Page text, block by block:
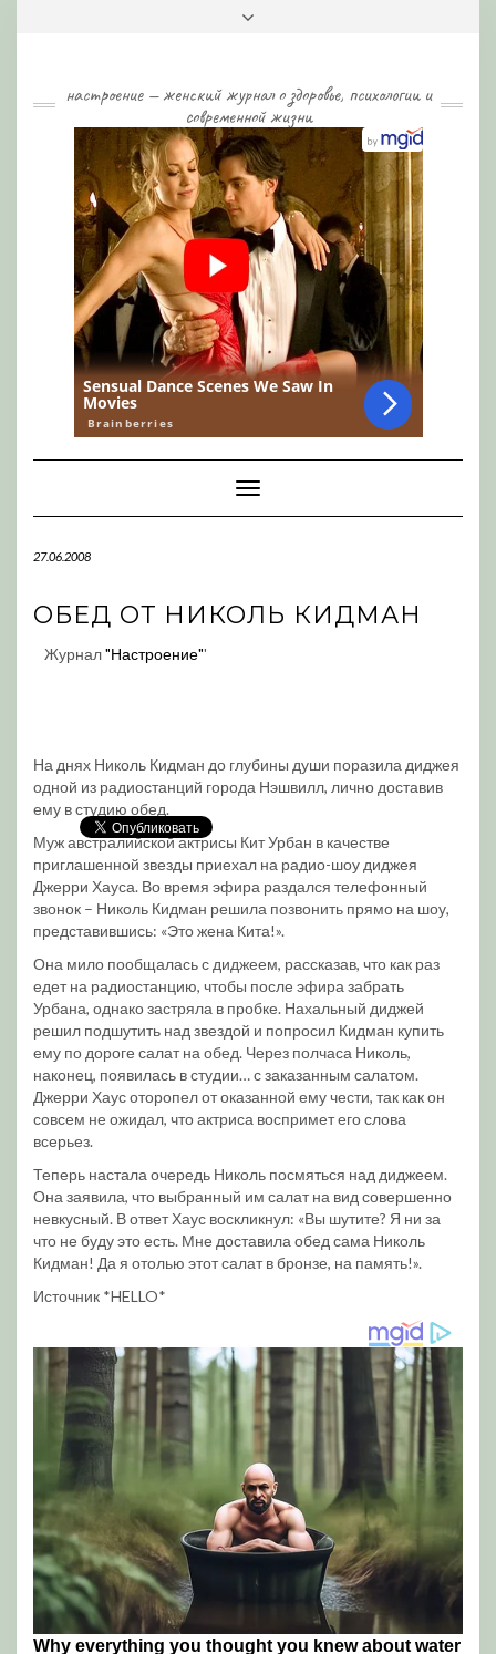
настроение — женский журнал о здоровье, психологии и
современной жизни
Toggle
Navigation
27.06.2008
ОБЕД ОТ НИКОЛЬ КИДМАН
Журнал"Настроение"'
На днях Николь Кидман до глубины души поразила диджея
одной из радиостанций города Нэшвилл, лично доставив
ему в студию обед.
Муж австралийской актрисы Кит Урбан в качестве
приглашенной звезды приехал на радио-шоу диджея
Джерри Хауса. Во время эфира раздался телефонный
звонок – Николь Кидман решила позвонить прямо на шоу,
представившись: «Это жена Кита!».
Она мило пообщалась с диджеем, рассказав, что как раз
едет на радиостанцию, чтобы после эфира забрать
Урбана, однако застряла в пробке. Нахальный диджей
решил подшутить над звездой и попросил Кидман купить
ему по дороге салат на обед. Через полчаса Николь,
наконец, появилась в студии… с заказанным салатом.
Джерри Хаус оторопел от оказанной ему чести, так как он
совсем не ожидал, что актриса воспримет его слова
всерьез.
Теперь настала очередь Николь посмяться над диджеем.
Она заявила, что выбранный им салат на вид совершенно
невкусный. В ответ Хаус воскликнул: «Вы шутите? Я ни за
что не буду это есть. Мне доставила обед сама Николь
Кидман! Да я отолью этот салат в бронзе, на память!».
Источник *HELLO*